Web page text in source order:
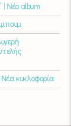
| Νέο album
κυκλοφορία